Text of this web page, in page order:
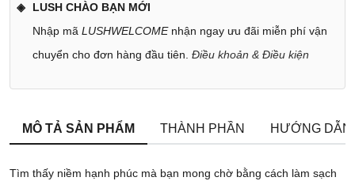
LUSH CHÀO BẠN MỚI
Nhập mã LUSHWELCOMEnhận ngay ưu đãi miễn phí vận
chuyển cho đơn hàng đầu tiên. Điều khoản & Điều kiện
MÔ TẢ SẢN PHẨM THÀNH PHẦN HƯỚNG
Tìm thấy niềm hạnh phúc mà bạn mong chờ bằng cách làm sạch